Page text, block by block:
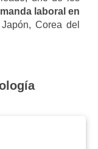
laboral en
Corea del